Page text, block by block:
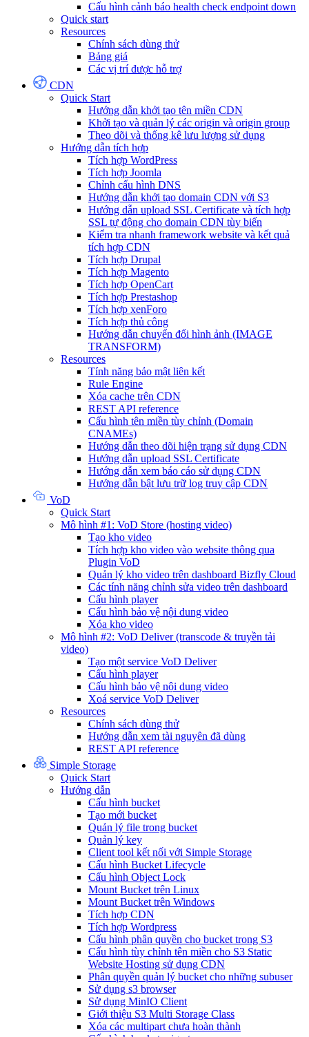
Cấu hình cảnh báo health check endpoint down
Quick start
Resources
Chính sách dùng thử
Bảng giá
Các vị trí được hỗ trợ
CDN
Quick Start
Hướng dẫn khởi tạo tên miền CDN
Khởi tạo và quản lý các origin và origin group
Theo dõi và thống kê lưu lượng sử dụng
Hướng dẫn tích hợp
Tích hợp WordPress
Tích hợp Joomla
Chỉnh cấu hình DNS
Hướng dẫn khởi tạo domain CDN với S3
Hướng dẫn upload SSL Certificate và tích hợp
SSL tự động cho domain CDN tùy biến
Kiểm tra nhanh framework website và kết quả
tích hợp CDN
Tích hợp Drupal
Tích hợp Magento
Tích hợp OpenCart
Tích hợp Prestashop
Tích hợp xenForo
Tích hợp thủ công
Hướng dẫn chuyển đổi hình ảnh (IMAGE
TRANSFORM)
Resources
Tính năng bảo mật liên kết
Rule Engine
Xóa cache trên CDN
REST API reference
Cấu hình tên miền tùy chỉnh (Domain
CNAMEs)
Hướng dẫn theo dõi hiện trạng sử dụng CDN
Hướng dẫn upload SSL Certificate
Hướng dẫn xem báo cáo sử dụng CDN
Hướng dẫn bật lưu trữ log truy cập CDN
VoD
Quick Start
Mô hình #1: VoD Store (hosting video)
Tạo kho video
Tích hợp kho video vào website thông qua
Plugin VoD
Quản lý kho video trên dashboard Bizfly Cloud
Các tính năng chỉnh sửa video trên dashboard
Cấu hình player
Cấu hình bảo vệ nội dung video
Xóa kho video
Mô hình #2: VoD Deliver (transcode & truyền tải
video)
Tạo một service VoD Deliver
Cấu hình player
Cấu hình bảo vệ nội dung video
Xoá service VoD Deliver
Resources
Chính sách dùng thử
Hướng dẫn xem tài nguyên đã dùng
REST API reference
Simple Storage
Quick Start
Hướng dẫn
Cấu hình bucket
Tạo mới bucket
Quản lý file trong bucket
Quản lý key
Client tool kết nối với Simple Storage
Cấu hình Bucket Lifecycle
Cấu hình Object Lock
Mount Bucket trên Linux
Mount Bucket trên Windows
Tích hợp CDN
Tích hợp Wordpress
Cấu hình phân quyền cho bucket trong S3
Cấu hình tùy chỉnh tên miền cho S3 Static
Website Hosting sử dụng CDN
Phân quyền quản lý bucket cho những subuser
Sử dụng s3 browser
Sử dụng MinIO Client
Giới thiệu S3 Multi Storage Class
Xóa các multipart chưa hoàn thành